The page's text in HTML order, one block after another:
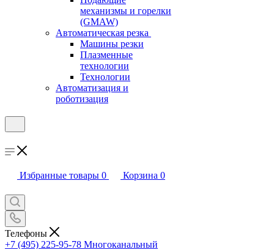
механизмы и горелки
(GMAW)
Автоматическая резка
Машины резки
Плазменные
технологии
Технологии
Автоматизация и
роботизация
Избранные товары 0 Корзина 0
Телефоны
+7 (495) 225-95-78 Многоканальный